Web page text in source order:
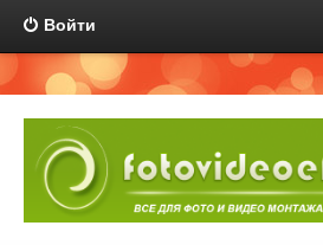
Войти